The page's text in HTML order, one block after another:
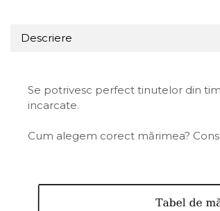
Descriere
Se potrivesc perfect tinutelor din
incarcate.
Cum alegem corect mărimea?